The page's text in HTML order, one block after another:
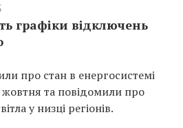
графіки відключень
про стан в енергосистемі
та повідомили про
у низці регіонів.